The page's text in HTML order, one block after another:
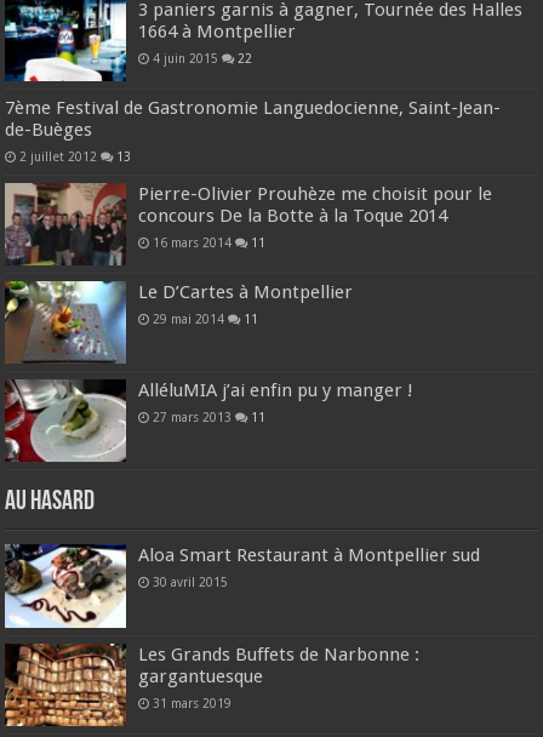
3 paniers garnis à gagner, Tournée des Halles
1664 à Montpellier
4 juin 2015 22
7ème Festival de Gastronomie Languedocienne, Saint-Jean-
de-Buèges
2 juillet 2012 13
Pierre-Olivier Prouhèze me choisit pour le
concours De la Botte à la Toque 2014
16 mars 2014 11
Le D’Cartes à Montpellier
29 mai 2014 11
AlléluMIA j’ai enfin pu y manger !
27 mars 2013 11
Au hasard
Aloa Smart Restaurant à Montpellier sud
30 avril 2015
Les Grands Buffets de Narbonne :
gargantuesque
31 mars 2019